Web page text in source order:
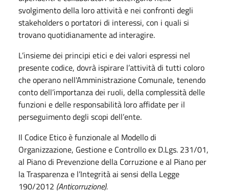
svolgimento della loro attività e nei confronti degli
stakeholders o portatori di interessi, con i quali si
trovano quotidianamente ad interagire.
L’insieme dei principi etici e dei valori espressi nel
presente codice, dovrà ispirare l’attività di tutti coloro
che operano nell'Amministrazione Comunale, tenendo
conto dell’importanza dei ruoli, della complessità delle
funzioni e delle responsabilità loro affidate per il
perseguimento degli scopi dell’ente.
Il Codice Etico è funzionale al Modello di
Organizzazione, Gestione e Controllo ex D.Lgs. 231/01,
al Piano di Prevenzione della Corruzione e al Piano per
la Trasparenza e l’Integrità ai sensi della Legge
190/2012 (Anticorruzione).